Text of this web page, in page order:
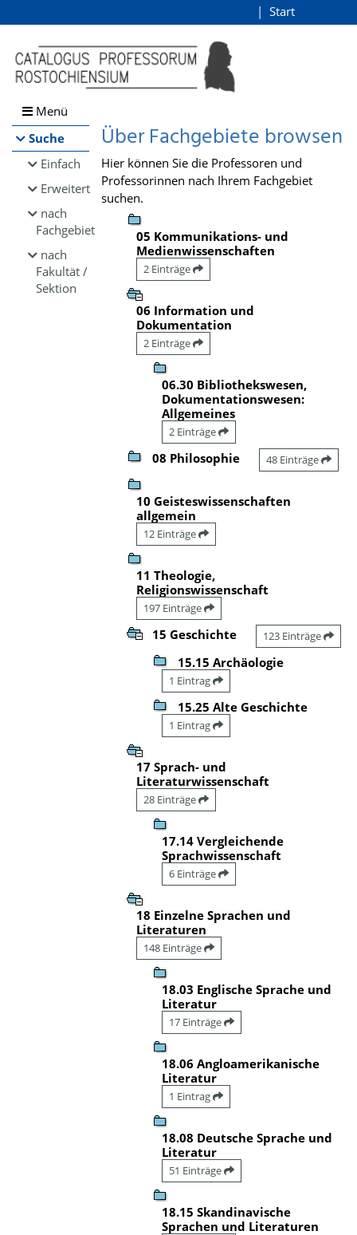
Browsen
direkt zum Inhalt
Start
Menü
Suche
Einfach
Erweitert
nach
Fachgebiet
nach
Fakultät /
Sektion
Über Fachgebiete browsen
Hier können Sie die Professoren und
Professorinnen nach Ihrem Fachgebiet
suchen.
05 Kommunikations- und
Medienwissenschaften
2 Einträge
06 Information und
Dokumentation
2 Einträge
06.30 Bibliothekswesen,
Dokumentationswesen:
Allgemeines
2 Einträge
08 Philosophie 48 Einträge
10 Geisteswissenschaften
allgemein
12 Einträge
11 Theologie,
Religionswissenschaft
197 Einträge
15 Geschichte 123 Einträge
15.15 Archäologie
1 Eintrag
15.25 Alte Geschichte
1 Eintrag
17 Sprach- und
Literaturwissenschaft
28 Einträge
17.14 Vergleichende
Sprachwissenschaft
6 Einträge
18 Einzelne Sprachen und
Literaturen
148 Einträge
18.03 Englische Sprache und
Literatur
17 Einträge
18.06 Angloamerikanische
Literatur
1 Eintrag
18.08 Deutsche Sprache und
Literatur
51 Einträge
18.15 Skandinavische
Sprachen und Literaturen